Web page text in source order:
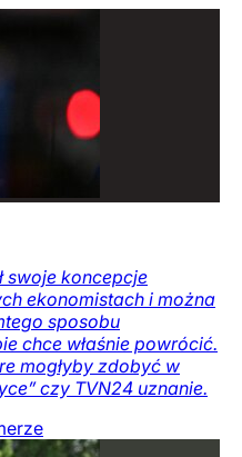
swoje koncepcje
ekonomistach i można
sposobu
chce właśnie powrócić.
mogłyby zdobyć w
czy TVN24 uznanie.